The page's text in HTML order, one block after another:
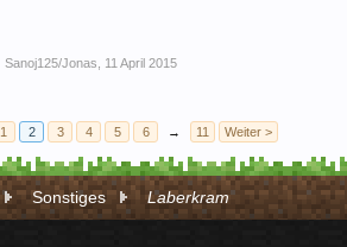
Sanoj125/Jonas 11 April 2015
1 2 3 4 5 6 → 11 Weiter >
Sonstiges Laberkram